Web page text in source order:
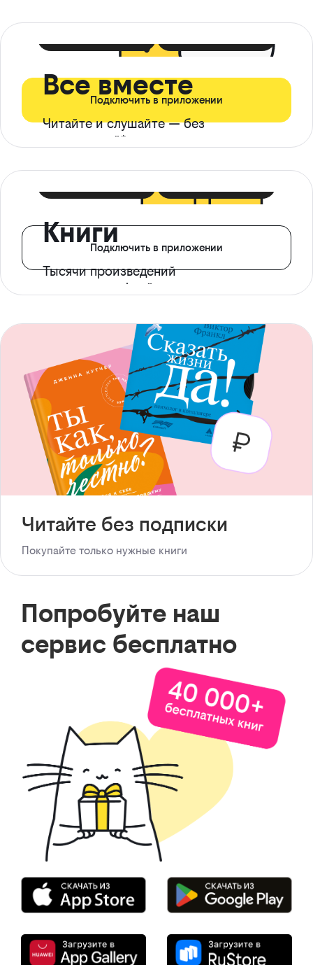
Все вместе
Читайте и слушайте — без
ограничений*
Подключить в приложении
Книги
Тысячи произведений
с доступом офлайн
Подключить в приложении
Читайте без подписки
Покупайте только нужные книги
Попробуйте наш
сервис бесплатно